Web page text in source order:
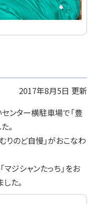
2017年8月5日 更新
ンター横駐車場で「豊
。
りのど自慢」がおこなわ
ジシャンたっち」をお
た。